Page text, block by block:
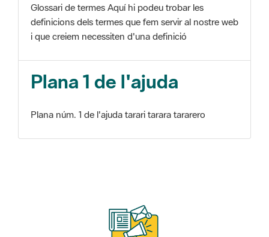
Glossari de termes Aquí hi podeu trobar les
definicions dels termes que fem servir al nostre web
i que creiem necessiten d'una definició
Plana 1 de l'ajuda
Plana núm. 1 de l'ajuda tarari tarara tararero